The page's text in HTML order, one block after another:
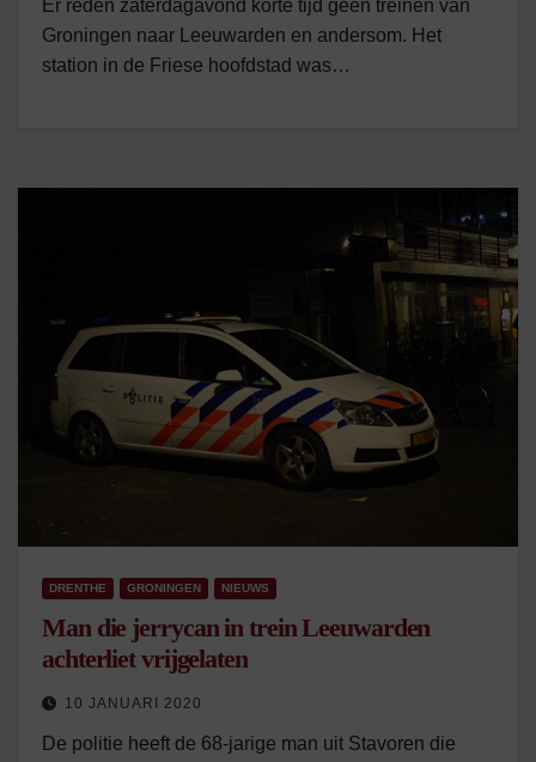
Er reden zaterdagavond korte tijd geen treinen van
Groningen naar Leeuwarden en andersom. Het
station in de Friese hoofdstad was…
DRENTHE GRONINGEN NIEUWS
Man die jerrycan in trein Leeuwarden
achterliet vrijgelaten
10 JANUARI 2020
De politie heeft de 68-jarige man uit Stavoren die